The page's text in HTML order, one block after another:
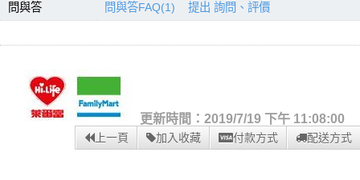
問與答 問與答FAQ(1) 提出 詢問、評價
更新時間：2019/7/19 下午 11:08:00
上一頁 加入收藏 付款方式 配送方式